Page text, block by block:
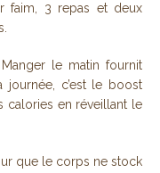
faim, 3 repas et deux
le matin fournit
journée, c’est le boost
calories en réveillant le
que le corps ne stock